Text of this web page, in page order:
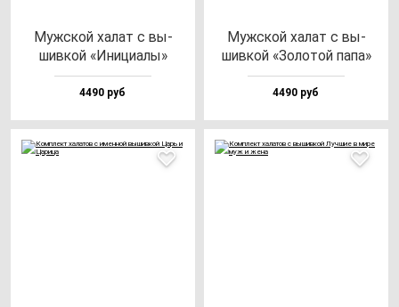
Муж­ской ха­лат с вы­
шив­кой «Ини­ци­алы»
4490 руб
Муж­ской ха­лат с вы­
шив­кой «Золо­той па­па»
4490 руб